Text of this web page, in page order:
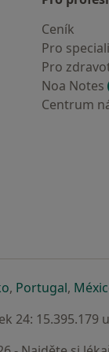
Ceník
Pro
Pro
Noa Notes
Centrum
v nové záložce
se otevře v nové
, Portugalse
,
24: